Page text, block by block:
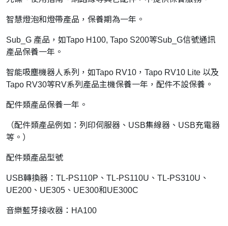
智慧燈泡和燈帶產品，保養期為一年。
Sub_G 產品，如Tapo H100, Tapo S200等Sub_G信號通訊
產品保養一年。
智能吸塵機器人系列，如Tapo RV10，Tapo RV10 Lite 以及
Tapo RV30等RV系列產品主機保養一年，配件不設保養。
配件類產品保養一年。
（配件類產品例如：列印伺服器、USB集線器、USB充電器
等。）
配件類產品型號
USB轉換器：TL-PS110P、TL-PS110U、TL-PS310U、
UE200、UE305、UE300和UE300C
音樂藍牙接收器：HA100